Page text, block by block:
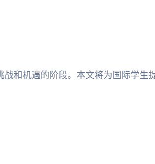
和机遇的阶段。本文将为国际学生